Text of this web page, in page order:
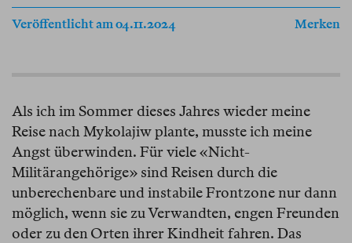
Veröffentlicht am 04.11.2024 Merken
Als ich im Sommer dieses Jahres wieder meine
Reise nach Mykolajiw plante, musste ich meine
Angst überwinden. Für viele «Nicht-
Militärangehörige» sind Reisen durch die
unberechenbare und instabile Frontzone nur dann
möglich, wenn sie zu Verwandten, engen Freunden
oder zu den Orten ihrer Kindheit fahren. Das